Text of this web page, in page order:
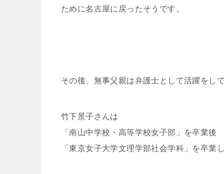
ために名古屋に戻ったそうです。
その後、無事父親は弁護士として活躍をして
竹下景子さんは
「南山中学校・高等学校女子部」を卒業後
「東京女子大学文理学部社会学科」を卒業